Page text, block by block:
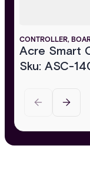
CONTROLLER,
Acre Smart
Sku: ASC-